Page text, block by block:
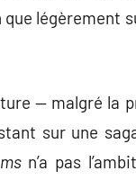
légèrement
— malgré la
sur une
n’a pas